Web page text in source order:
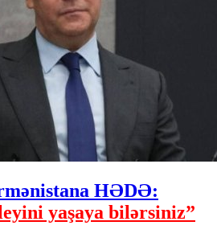
HƏDƏ:
yaşaya bilərsiniz”